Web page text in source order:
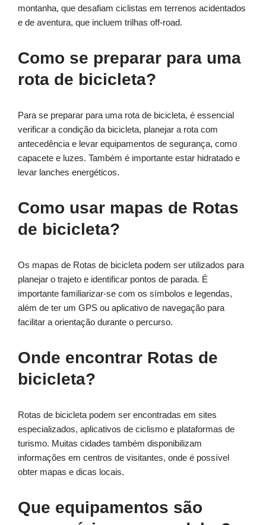
montanha, que desafiam ciclistas em terrenos acidentados
e de aventura, que incluem trilhas off-road.
Como se preparar para uma
rota de bicicleta?
Para se preparar para uma rota de bicicleta, é essencial
verificar a condição da bicicleta, planejar a rota com
antecedência e levar equipamentos de segurança, como
capacete e luzes. Também é importante estar hidratado e
levar lanches energéticos.
Como usar mapas de Rotas
de bicicleta?
Os mapas de Rotas de bicicleta podem ser utilizados para
planejar o trajeto e identificar pontos de parada. É
importante familiarizar-se com os símbolos e legendas,
além de ter um GPS ou aplicativo de navegação para
facilitar a orientação durante o percurso.
Onde encontrar Rotas de
bicicleta?
Rotas de bicicleta podem ser encontradas em sites
especializados, aplicativos de ciclismo e plataformas de
turismo. Muitas cidades também disponibilizam
informações em centros de visitantes, onde é possível
obter mapas e dicas locais.
Que equipamentos são